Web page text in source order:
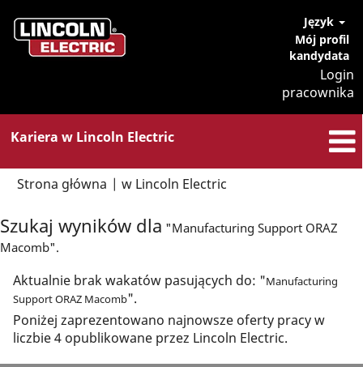
Język
Mój profil
kandydata
Login
pracownika
Kariera w Lincoln Electric
Strona główna | w Lincoln Electric
Szukaj wyników dla "Manufacturing Support ORAZ
Macomb".
Aktualnie brak wakatów pasujących do: "Manufacturing
Support ORAZ Macomb".
Poniżej zaprezentowano najnowsze oferty pracy w
liczbie 4 opublikowane przez Lincoln Electric.